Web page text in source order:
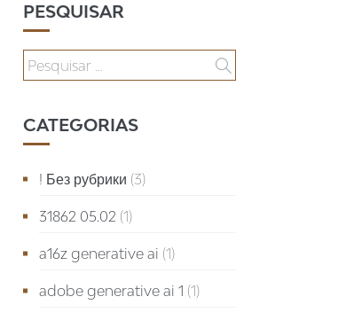
PESQUISAR
CATEGORIAS
! Без рубрики (3)
31862 05.02 (1)
a16z generative ai (1)
adobe generative ai 1 (1)